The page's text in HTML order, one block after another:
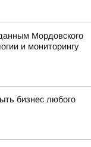
Мордовского
и мониторингу
бизнес любого